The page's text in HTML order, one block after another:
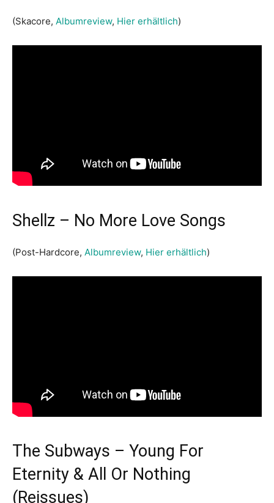
(Skacore, Albumreview, Hier erhältlich)
Shellz – No More Love Songs
(Post-Hardcore, Albumreview, Hier erhältlich)
The Subways – Young For
Eternity & All Or Nothing
(Reissues)